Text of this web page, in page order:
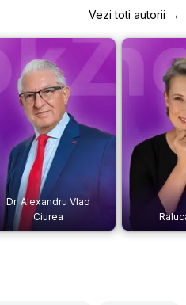
Vezi toti autorii →
Dr. Alexandru Vlad
Ciurea